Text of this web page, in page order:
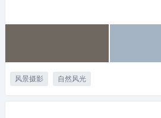
风景摄影 自然风光